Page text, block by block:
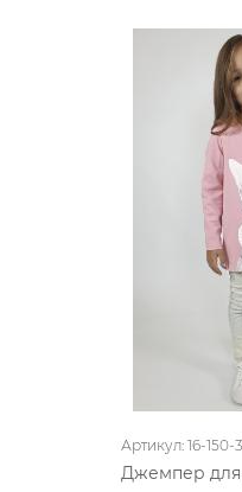
Артикул: 16-150-
Джемпер для